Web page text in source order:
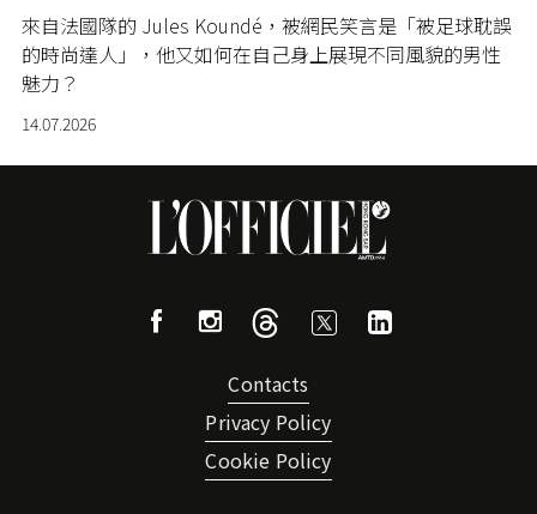
來自法國隊的 Jules Koundé，被網民笑言是「被足球耽誤
的時尚達人」，他又如何在自己身上展現不同風貌的男性
魅力？
14.07.2026
Contacts
Privacy Policy
Cookie Policy